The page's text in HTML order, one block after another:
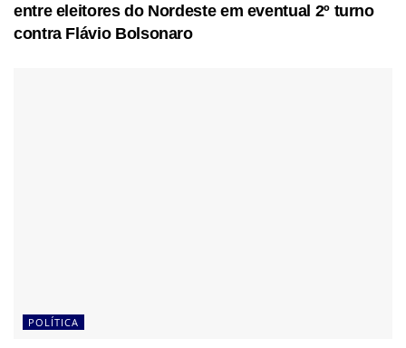
entre eleitores do Nordeste em eventual 2º turno
contra Flávio Bolsonaro
POLÍTICA